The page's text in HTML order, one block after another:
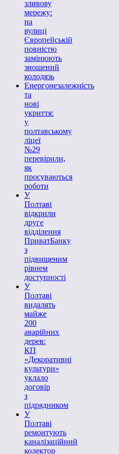
зливову
мережу:
на
вулиці
Європейській
повністю
замінюють
зношений
колодязь
Енергонезалежність
та
нові
укриття:
у
полтавському
ліцеї
№29
перевірили,
як
просуваються
роботи
У
Полтаві
відкрили
друге
відділення
ПриватБанку
з
підвищеним
рівнем
доступності
У
Полтаві
видалять
майже
200
аварійних
дерев:
КП
«Декоративні
культури»
уклало
договір
з
підрядником
У
Полтаві
ремонтують
каналізаційний
колектор